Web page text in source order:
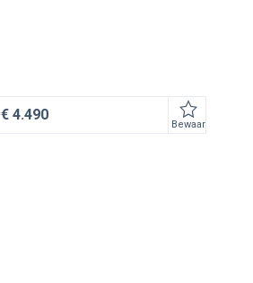
€ 4.490
Bewaar